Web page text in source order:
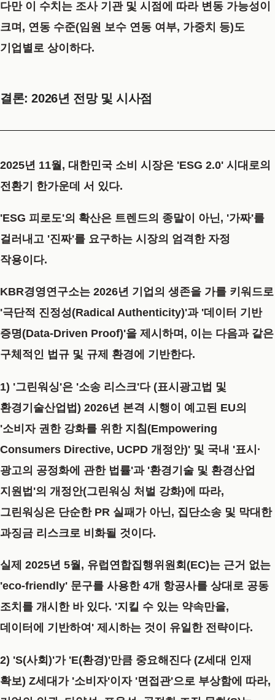
다만 이 수치는 조사 기관 및 시점에 따라 변동 가능성이
크며, 연동 수준(임원 보수 연동 여부, 가중치 등)도
기업별로 상이하다.
결론: 2026년 전망 및 시사점
2025년 11월, 대한민국 소비 시장은 'ESG 2.0' 시대로의
전환기 한가운데 서 있다.
'ESG 피로도'의 확산은 트렌드의 종말이 아닌, '가짜'를
걸러내고 '진짜'를 요구하는 시장의 엄격한 자정
작용이다.
KBR경영연구소는 2026년 기업의 생존을 가를 키워드로
'극단적 진정성(Radical Authenticity)'과'데이터 기반
증명(Data-Driven Proof)'을 제시하며, 이는 다음과 같은
구체적인 법규 및 규제 환경에 기반한다.
1) '그린워싱'은 '소송 리스크'다 (표시광고법 및
환경기술산업법) 2026년 본격 시행이 예고된 EU의
'소비자 권한 강화를 위한 지침(Empowering
Consumers Directive, UCPD 개정안)' 및 국내 '표시·
광고의 공정화에 관한 법률'과'환경기술 및 환경산업
지원법'의 개정안(그린워싱 처벌 강화)에 따라,
그린워싱은 단순한 PR 실패가 아닌, 집단소송 및 막대한
과징금 리스크로 비화될 것이다.
실제 2025년 5월, 유럽연합집행위원회(EC)는 근거 없는
'eco-friendly' 문구를 사용한 4개 항공사를 상대로 공동
조치를 개시한 바 있다. '지킬 수 있는 약속만을,
데이터에 기반하여' 제시하는 것이 유일한 전략이다.
2) 'S(사회)'가 'E(환경)'만큼 중요해진다 (Z세대 인재
확보) Z세대가 '소비자'이자 '면접관'으로 부상함에 따라,